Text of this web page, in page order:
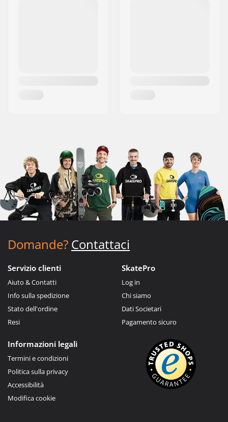
Domande? Contattaci
Servizio clienti
Aiuto & Contatti
Info sulla spedizione
Stato dell'ordine
Resi
SkatePro
Log in
Chi siamo
Dati Societari
Pagamento sicuro
Informazioni legali
Termini e condizioni
Politica sulla privacy
Accessibilità
Modifica cookie